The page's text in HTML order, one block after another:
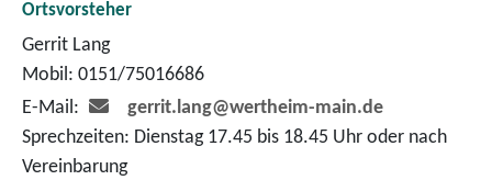
Ortsvorsteher
Gerrit Lang
Mobil: 0151/75016686
E-Mail:
gerrit.lang@wertheim-main.de
Sprechzeiten: Dienstag 17.45 bis 18.45 Uhr oder nach
Vereinbarung